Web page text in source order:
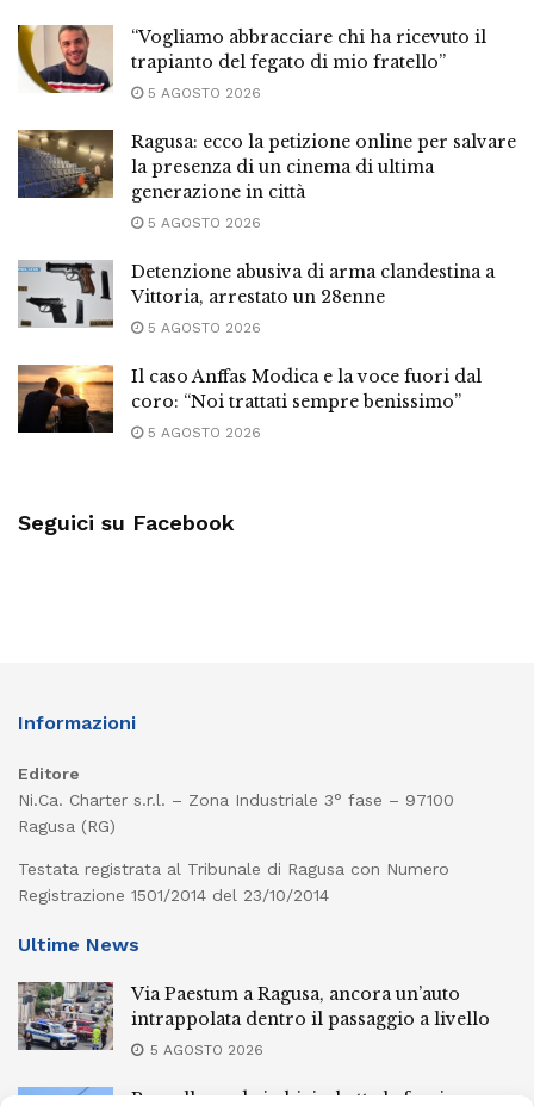
“Vogliamo abbracciare chi ha ricevuto il
trapianto del fegato di mio fratello”
5 AGOSTO 2026
Ragusa: ecco la petizione online per salvare
la presenza di un cinema di ultima
generazione in città
5 AGOSTO 2026
Detenzione abusiva di arma clandestina a
Vittoria, arrestato un 28enne
5 AGOSTO 2026
Il caso Anffas Modica e la voce fuori dal
coro: “Noi trattati sempre benissimo”
5 AGOSTO 2026
Seguici su Facebook
Informazioni
Editore
Ni.Ca. Charter s.r.l. – Zona Industriale 3° fase – 97100
Ragusa (RG)
Testata registrata al Tribunale di Ragusa con Numero
Registrazione 1501/2014 del 23/10/2014
Ultime News
Via Paestum a Ragusa, ancora un’auto
intrappolata dentro il passaggio a livello
5 AGOSTO 2026
Pozzallo, cade in bici e batte la faccia: